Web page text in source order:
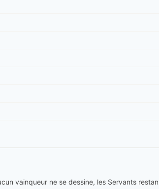
vainqueur ne se dessine, les Servants